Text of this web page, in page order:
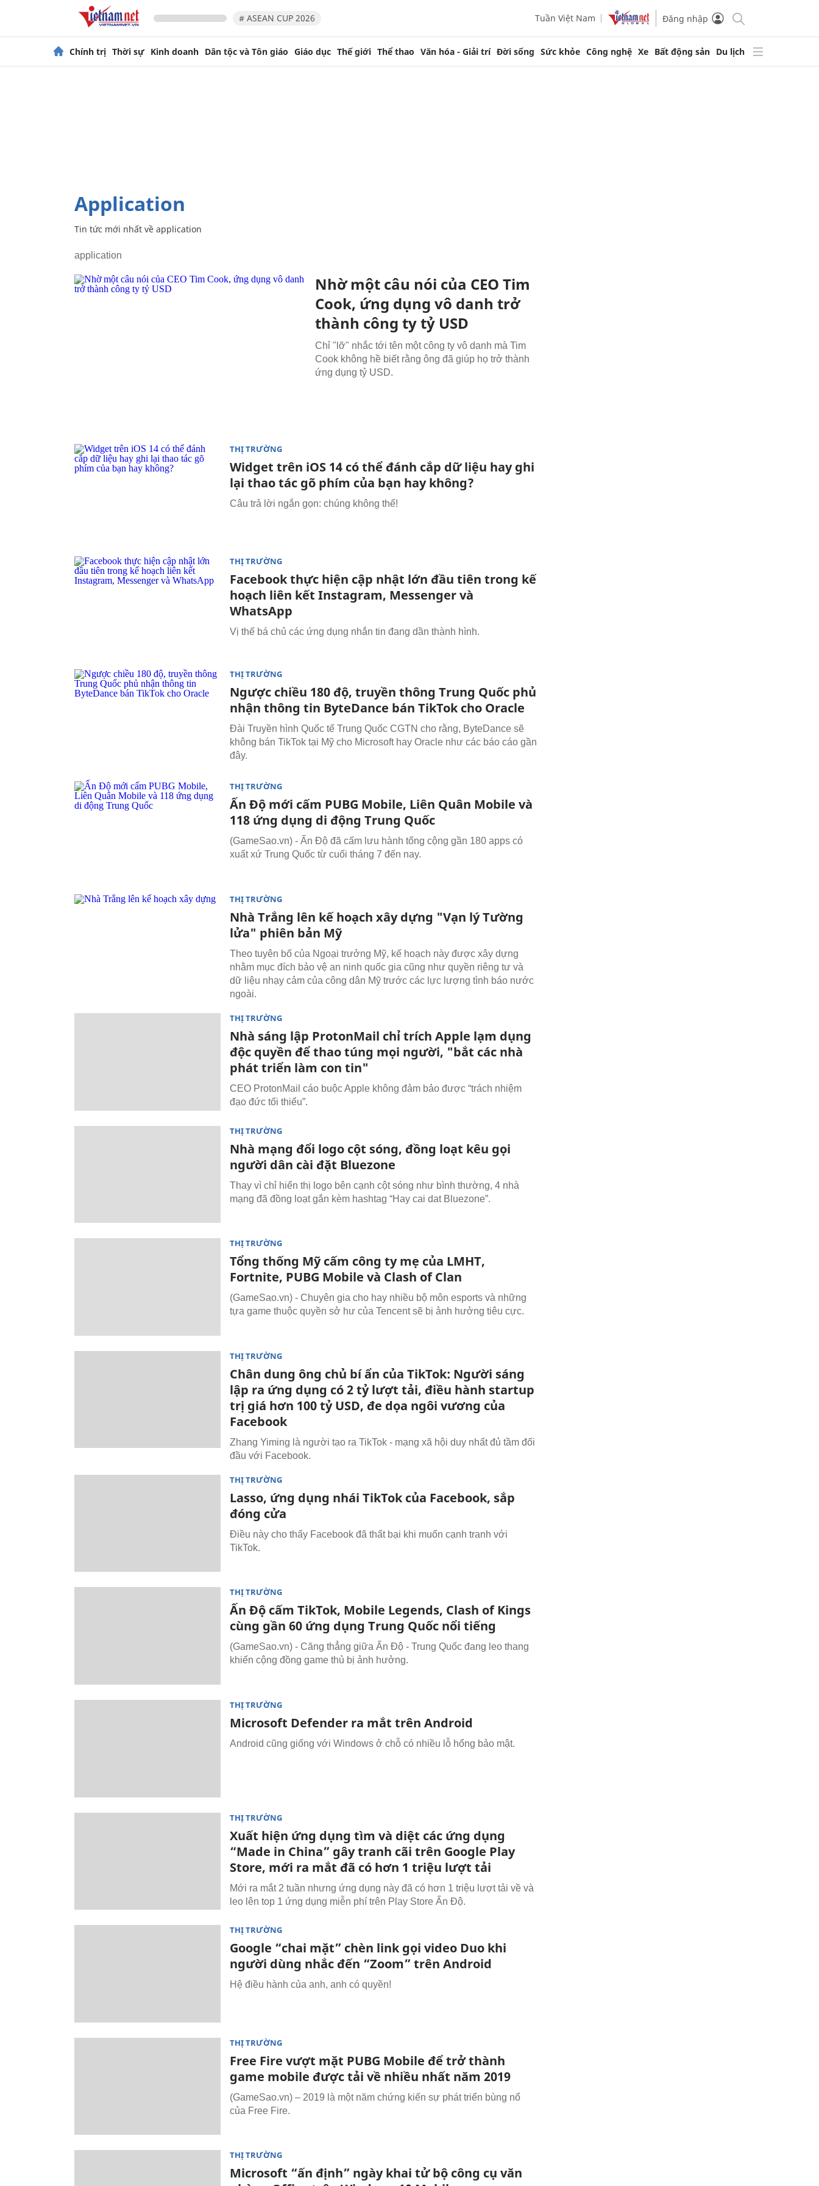
# ASEAN CUP 2026 Tuần Việt Nam Đăng nhập
Chính trị Thời sự Kinh doanh Dân tộc và Tôn giáo Giáo dục Thế giới Thể thao Văn hóa - Giải trí Đời sống Sức khỏe Công nghệ Xe Bất động sản Du lịch
application
Tin tức mới nhất về application
application
Nhờ một câu nói của CEO Tim
Cook, ứng dụng vô danh trở
thành công ty tỷ USD
Chỉ "lỡ" nhắc tới tên một công ty vô danh mà Tim
Cook không hề biết rằng ông đã giúp họ trở thành
ứng dụng tỷ USD.
THỊ TRƯỜNG
Widget trên iOS 14 có thể đánh cắp dữ liệu hay ghi
lại thao tác gõ phím của bạn hay không?
Câu trả lời ngắn gọn: chúng không thể!
THỊ TRƯỜNG
Facebook thực hiện cập nhật lớn đầu tiên trong kế
hoạch liên kết Instagram, Messenger và
WhatsApp
Vị thế bá chủ các ứng dụng nhắn tin đang dần thành hình.
THỊ TRƯỜNG
Ngược chiều 180 độ, truyền thông Trung Quốc phủ
nhận thông tin ByteDance bán TikTok cho Oracle
Đài Truyền hình Quốc tế Trung Quốc CGTN cho rằng, ByteDance sẽ
không bán TikTok tại Mỹ cho Microsoft hay Oracle như các báo cáo gần
đây.
THỊ TRƯỜNG
Ấn Độ mới cấm PUBG Mobile, Liên Quân Mobile và
118 ứng dụng di động Trung Quốc
(GameSao.vn) - Ấn Độ đã cấm lưu hành tổng cộng gần 180 apps có
xuất xứ Trung Quốc từ cuối tháng 7 đến nay.
THỊ TRƯỜNG
Nhà Trắng lên kế hoạch xây dựng "Vạn lý Tường
lửa" phiên bản Mỹ
Theo tuyên bố của Ngoại trưởng Mỹ, kế hoạch này được xây dựng
nhằm mục đích bảo vệ an ninh quốc gia cũng như quyền riêng tư và
dữ liệu nhạy cảm của công dân Mỹ trước các lực lượng tình báo nước
ngoài.
THỊ TRƯỜNG
Nhà sáng lập ProtonMail chỉ trích Apple lạm dụng
độc quyền để thao túng mọi người, "bắt các nhà
phát triển làm con tin"
CEO ProtonMail cáo buộc Apple không đảm bảo được “trách nhiệm
đạo đức tối thiểu”.
THỊ TRƯỜNG
Nhà mạng đổi logo cột sóng, đồng loạt kêu gọi
người dân cài đặt Bluezone
Thay vì chỉ hiển thị logo bên cạnh cột sóng như bình thường, 4 nhà
mạng đã đồng loạt gắn kèm hashtag “Hay cai dat Bluezone”.
THỊ TRƯỜNG
Tổng thống Mỹ cấm công ty mẹ của LMHT,
Fortnite, PUBG Mobile và Clash of Clan
(GameSao.vn) - Chuyên gia cho hay nhiều bộ môn esports và những
tựa game thuộc quyền sở hư của Tencent sẽ bị ảnh hưởng tiêu cực.
THỊ TRƯỜNG
Chân dung ông chủ bí ẩn của TikTok: Người sáng
lập ra ứng dụng có 2 tỷ lượt tải, điều hành startup
trị giá hơn 100 tỷ USD, đe dọa ngôi vương của
Facebook
Zhang Yiming là người tạo ra TikTok - mạng xã hội duy nhất đủ tầm đối
đầu với Facebook.
THỊ TRƯỜNG
Lasso, ứng dụng nhái TikTok của Facebook, sắp
đóng cửa
Điều này cho thấy Facebook đã thất bại khi muốn cạnh tranh với
TikTok.
THỊ TRƯỜNG
Ấn Độ cấm TikTok, Mobile Legends, Clash of Kings
cùng gần 60 ứng dụng Trung Quốc nổi tiếng
(GameSao.vn) - Căng thẳng giữa Ấn Độ - Trung Quốc đang leo thang
khiến cộng đồng game thủ bị ảnh hưởng.
THỊ TRƯỜNG
Microsoft Defender ra mắt trên Android
Android cũng giống với Windows ở chỗ có nhiều lỗ hổng bảo mật.
THỊ TRƯỜNG
Xuất hiện ứng dụng tìm và diệt các ứng dụng
“Made in China” gây tranh cãi trên Google Play
Store, mới ra mắt đã có hơn 1 triệu lượt tải
Mới ra mắt 2 tuần nhưng ứng dụng này đã có hơn 1 triệu lượt tải về và
leo lên top 1 ứng dụng miễn phí trên Play Store Ấn Độ.
THỊ TRƯỜNG
Google “chai mặt” chèn link gọi video Duo khi
người dùng nhắc đến “Zoom” trên Android
Hệ điều hành của anh, anh có quyền!
THỊ TRƯỜNG
Free Fire vượt mặt PUBG Mobile để trở thành
game mobile được tải về nhiều nhất năm 2019
(GameSao.vn) – 2019 là một năm chứng kiến sự phát triển bùng nổ
của Free Fire.
THỊ TRƯỜNG
Microsoft “ấn định” ngày khai tử bộ công cụ văn